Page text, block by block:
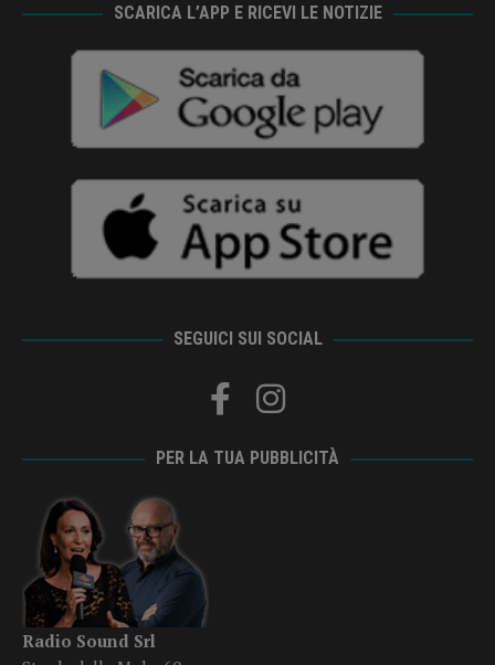
SCARICA L’APP E RICEVI LE NOTIZIE
SEGUICI SUI SOCIAL
PER LA TUA PUBBLICITÀ
Radio Sound Srl